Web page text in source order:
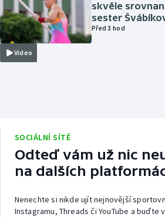
Video
skvěle
sester
Před 3 hod
SOCIÁLNÍ SÍTĚ
Odteď vám už nic
na dalších
Nenechte si nikde ujít nejnovější
Instagramu, Threads či YouTube a buďte